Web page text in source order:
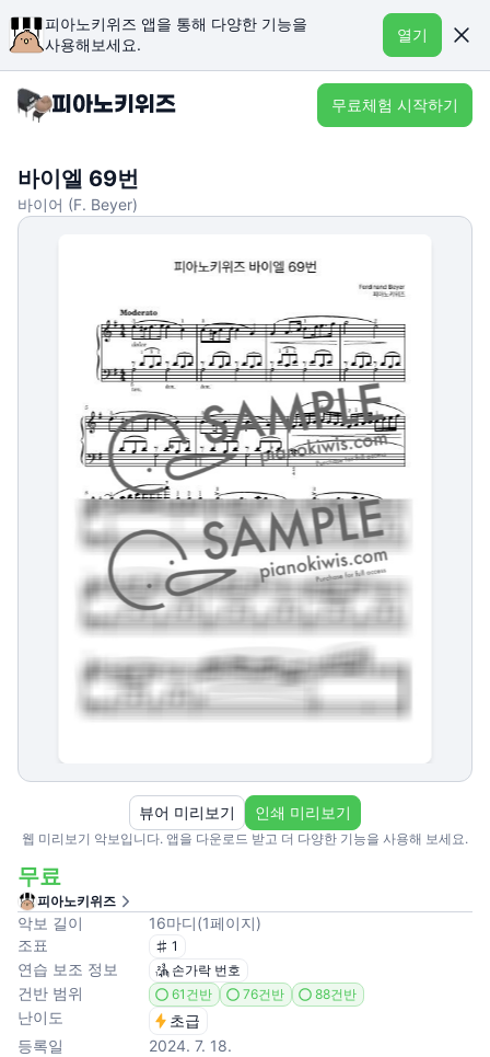
피아노키위즈 앱을 통해 다양한 기능을
사용해보세요.
열기
무료체험 시작하기
바이엘 69번
바이어 (F. Beyer)
웹 미리보기 악보입니다. 앱을 다운로드 받고 더 다양한 기능을 사용해 보세요.
뷰어 미리보기 인쇄 미리보기
무료
피아노키위즈
악보 길이 16마디(1페이지)
조표
1
연습 보조 정보 손가락 번호
건반 범위 61건반 76건반 88건반
난이도
초급
등록일
2024. 7. 18.